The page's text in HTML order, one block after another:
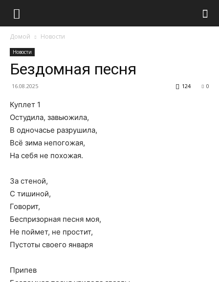
Домой Новости
Новости
Бездомная песня
16.08.2025 0
124
Куплет 1
Остудила, завьюжила,
В одночасье разрушила,
Всё зима непогожая,
На себя не похожая.
За стеной,
С тишиной,
Говорит,
Беспризорная песня моя,
Не поймет, не простит,
Пустоты своего января
Припев